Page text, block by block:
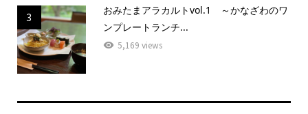
3
おみたまアラカルトvol.1 ～かなざわのワ
ンプレートランチ...
5,169 views